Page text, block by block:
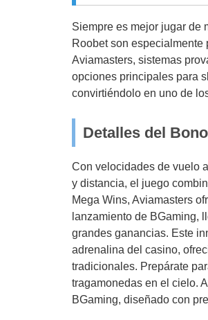
Siempre es mejor jugar de
Roobet son
Aviamasters, sistemas
opciones principales para
convirtiéndolo en uno de
Detalles del Bono
Con velocidades de vuelo
y distancia, el juego
Mega Wins, Aviamasters
lanzamiento de BGaming,
grandes ganancias. Este
adrenalina del casino,
tradicionales. Prepárate
tragamonedas en el cielo.
BGaming, diseñado con